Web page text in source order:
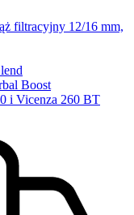
filtracyjny 12/16 mm,
Boost
i Vicenza 260 BT